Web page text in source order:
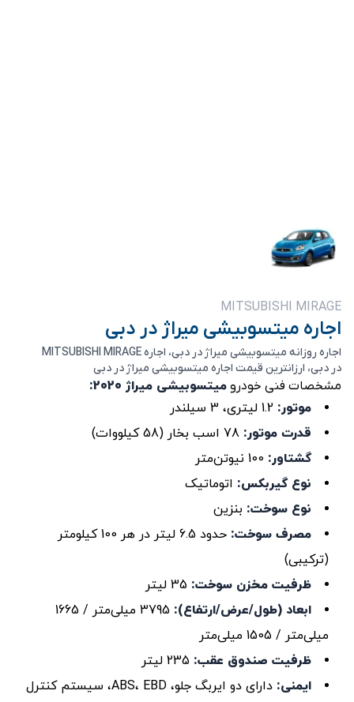
MITSUBISHI MIRAGE
اجاره میتسوبیشی میراژ در دبی
اجاره روزانه میتسوبیشی میراژ در دبی، اجاره MITSUBISHI MIRAGE
در دبی، ارزانترین قیمت اجاره میتسوبیشی میراژ در دبی
مشخصات فنی خودرو میتسوبیشی میراژ 2020:
موتور:
قدرت موتور:
گشتاور:
نوع گیربکس: اتوماتیک
نوع سوخت: بنزین
مصرف سوخت:
حدود 6.5 لیتر در هر 100 کیلومتر
(ترکیبی)
ظرفیت مخزن سوخت:
ابعاد (طول/عرض/ارتفاع):
3795 میلی‌متر / 1665
میلی‌متر / 1505 میلی‌متر
ظرفیت صندوق عقب:
ایمنی:
دارای دو ایربگ جلو، ABS، EBD، سیستم کنترل